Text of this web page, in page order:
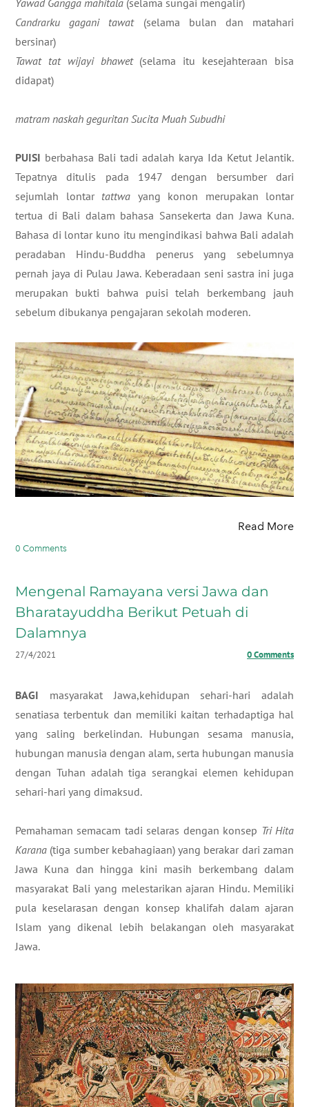
Yawad Gangga mahitala (selama sungai mengalir)
Candrarku gagani tawat(selama bulan dan matahari
bersinar)
Tawat tat wijayi bhawet(selama itu kesejahteraan bisa
didapat)
matram naskah geguritan Sucita Muah Subudhi
PUISI berbahasa Bali tadi adalah karya Ida Ketut Jelantik.
Tepatnya ditulis pada 1947 dengan bersumber dari
sejumlah lontar tattwa yang konon merupakan lontar
tertua di Bali dalam bahasa Sansekerta dan Jawa Kuna.
Bahasa di lontar kuno itu mengindikasi bahwa Bali adalah
peradaban Hindu-Buddha penerus yang sebelumnya
pernah jaya di Pulau Jawa. Keberadaan seni sastra ini juga
merupakan bukti bahwa puisi telah berkembang jauh
sebelum dibukanya pengajaran sekolah moderen.
Read More
0 Comments
Mengenal Ramayana versi Jawa dan
Bharatayuddha Berikut Petuah di
Dalamnya
27/4/2021 0 Comments
BAGI masyarakat Jawa,kehidupan sehari-hari adalah
senatiasa terbentuk dan memiliki kaitan terhadaptiga hal
yang saling berkelindan. Hubungan sesama manusia,
hubungan manusia dengan alam, serta hubungan manusia
dengan Tuhan adalah tiga serangkai elemen kehidupan
sehari-hari yang dimaksud.
​Pemahaman semacam tadi selaras dengan konsep Tri Hita
Karana (tiga sumber kebahagiaan) yang berakar dari zaman
Jawa Kuna dan hingga kini masih berkembang dalam
masyarakat Bali yang melestarikan ajaran Hindu. Memiliki
pula keselarasan dengan konsep khalifah dalam ajaran
Islam yang dikenal lebih belakangan oleh masyarakat
Jawa.